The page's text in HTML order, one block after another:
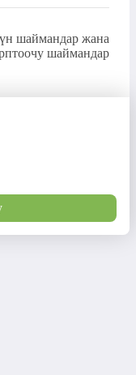
шаймандар жана
шаймандар